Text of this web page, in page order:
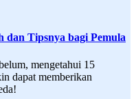
dan Tipsnya bagi Pemula
mengetahui 15
dapat memberikan